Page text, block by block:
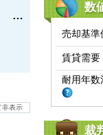
非表示
数
売却基準
賃貸需要
耐用年数
裁